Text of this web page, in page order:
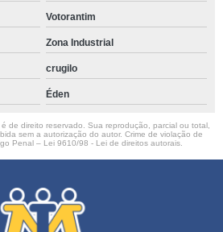
Votorantim
Zona Industrial
crugilo
Éden
de direito reservado. Sua reprodução, parcial ou total,
sem a autorização do autor. Crime de violação de
Penal – Lei 9610/98 - Lei de direitos autorais